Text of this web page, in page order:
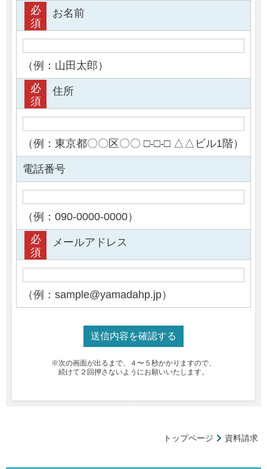
お名前
必
須
（例：山田太郎）
住所
必
須
（例：東京都〇〇区〇〇 □-□-□ △△ビル1階）
電話番号
（例：090-0000-0000）
メールアドレス
必
須
（例：sample@yamadahp.jp）
※次の画面が出るまで、４〜５秒かかりますので、
続けて２回押さないようにお願いいたします。
トップページ 資料請求